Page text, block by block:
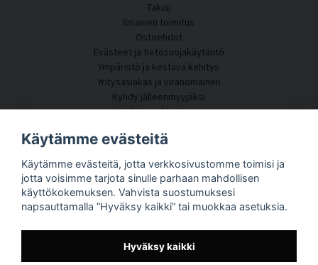
Takuu
Ilmainen toimitus
Ostoehdot
Evästeet ja tietosuojakäytäntö
Ympäristö ja kestävä kehitys
Yritysasiakas ja viranomainen
Ryhdy jälleenmyyjäksi
Joitakin asiakkaitamme
Asiakaspalvelu
Akustiikkakonsultointi
Asennus
Kysymyksiä ja vastauksia
Tietoportaali
Seuraa pakettiasi täältä
Tietoja SilentDirectistä
Käytämme evästeitä
Käytämme evästeitä, jotta verkkosivustomme toimisi ja
jotta voisimme tarjota sinulle parhaan mahdollisen
käyttökokemuksen. Vahvista suostumuksesi
napsauttamalla ”Hyväksy kaikki” tai muokkaa asetuksia.
Hyväksy kaikki